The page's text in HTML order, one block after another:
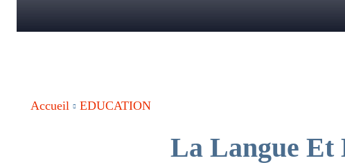
Accueil EDUCATION
La Langue Et